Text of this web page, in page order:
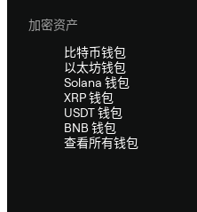
加密资产
比特币钱包
以太坊钱包
Solana 钱包
XRP 钱包
USDT 钱包
BNB 钱包
查看所有钱包